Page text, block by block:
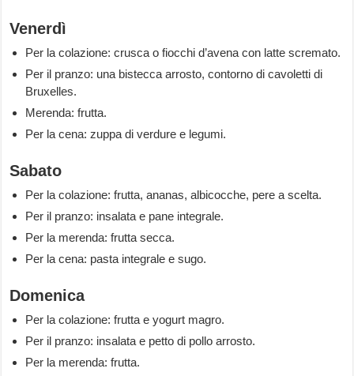
Venerdì
Per la colazione: crusca o fiocchi d’avena con latte scremato.
Per il pranzo: una bistecca arrosto, contorno di cavoletti di
Bruxelles.
Merenda: frutta.
Per la cena: zuppa di verdure e legumi.
Sabato
Per la colazione: frutta, ananas, albicocche, pere a scelta.
Per il pranzo: insalata e pane integrale.
Per la merenda: frutta secca.
Per la cena: pasta integrale e sugo.
Domenica
Per la colazione: frutta e yogurt magro.
Per il pranzo: insalata e petto di pollo arrosto.
Per la merenda: frutta.